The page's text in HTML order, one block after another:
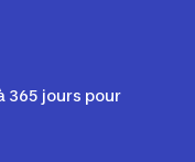
365 jours pour